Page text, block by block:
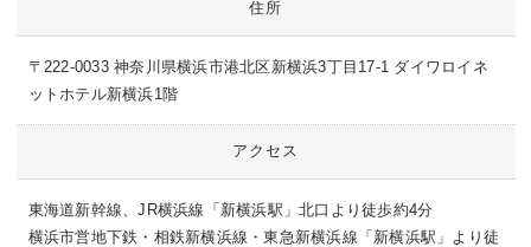
住所
〒222-0033 神奈川県横浜市港北区新横浜3丁目17-1 ダイワロイネ
ットホテル新横浜1階
アクセス
東海道新幹線、JR横浜線「新横浜駅」北口より徒歩約4分
横浜市営地下鉄・相鉄新横浜線・東急新横浜線「新横浜駅」より徒